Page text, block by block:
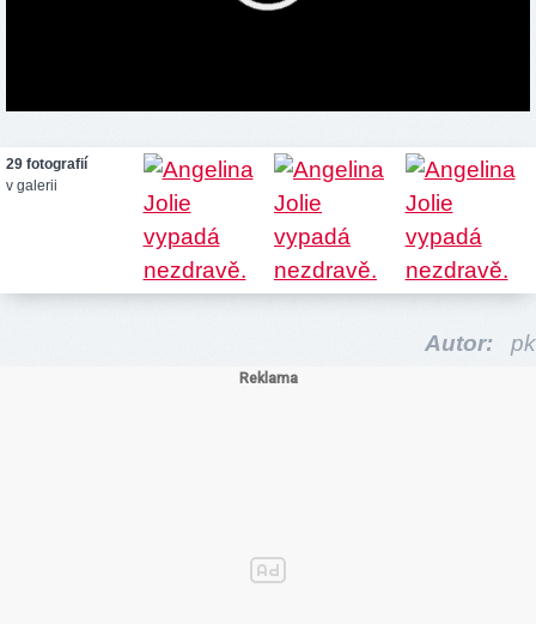
29 fotografií
v galerii
Autor: pk